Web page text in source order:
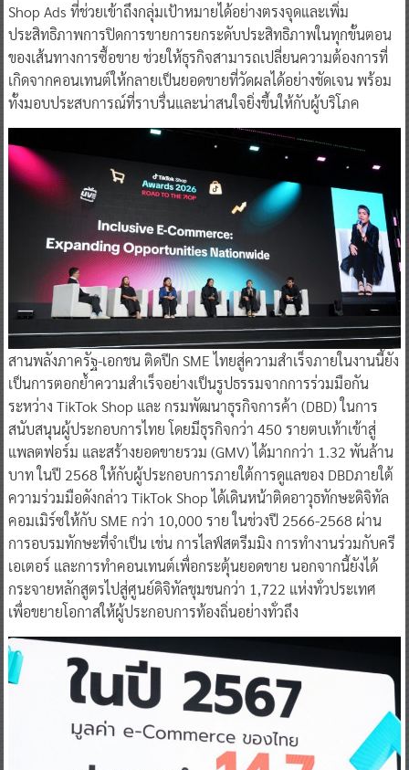
Shop Ads ที่ช่วยเข้าถึงกลุ่มเป้าหมายได้อย่างตรงจุดและเพิ่ม
ประสิทธิภาพการปิดการขายการยกระดับประสิทธิภาพในทุกขั้นตอน
ของเส้นทางการซื้อขาย ช่วยให้ธุรกิจสามารถเปลี่ยนความต้องการที่
เกิดจากคอนเทนต์ให้กลายเป็นยอดขายที่วัดผลได้อย่างชัดเจน พร้อม
ทั้งมอบประสบการณ์ที่ราบรื่นและน่าสนใจยิ่งขึ้นให้กับผู้บริโภค
สานพลังภาครัฐ-เอกชน ติดปีก SME ไทยสู่ความสำเร็จภายในงานนี้ยัง
เป็นการตอกย้ำความสำเร็จอย่างเป็นรูปธรรมจากการร่วมมือกัน
ระหว่าง TikTok Shop และ กรมพัฒนาธุรกิจการค้า (DBD) ในการ
สนับสนุนผู้ประกอบการไทย โดยมีธุรกิจกว่า 450 รายตบเท้าเข้าสู่
แพลตฟอร์ม และสร้างยอดขายรวม (GMV) ได้มากกว่า 1.32 พันล้าน
บาท ในปี 2568 ให้กับผู้ประกอบการภายใต้การดูแลของ DBDภายใต้
ความร่วมมือดังกล่าว TikTok Shop ได้เดินหน้าติดอาวุธทักษะดิจิทัล
คอมเมิร์ซให้กับ SME กว่า 10,000 ราย ในช่วงปี 2566-2568 ผ่าน
การอบรมทักษะที่จำเป็น เช่น การไลฟ์สตรีมมิง การทำงานร่วมกับครี
เอเตอร์ และการทำคอนเทนต์เพื่อกระตุ้นยอดขาย นอกจากนี้ยังได้
กระจายหลักสูตรไปสู่ศูนย์ดิจิทัลชุมชนกว่า 1,722 แห่งทั่วประเทศ
เพื่อขยายโอกาสให้ผู้ประกอบการท้องถิ่นอย่างทั่วถึง